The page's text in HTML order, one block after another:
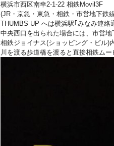
横浜市西区南幸2-1-22 相鉄Movil3F
(JR・京急・東急・相鉄・市営地下鉄
THUMBS UP へは横浜駅｢みなみ連絡
中央西口を出られた場合には、市営
相鉄ジョイナス(ショッピング・ビル)
川を渡る歩道橋を渡ると直接相鉄ム